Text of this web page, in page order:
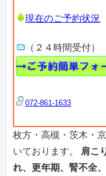
現在のご予約状況
（２４時間受付）
072-861-1633
枚方・高槻・茨木・
いております。
肩こ
れ、更年期、腎不全